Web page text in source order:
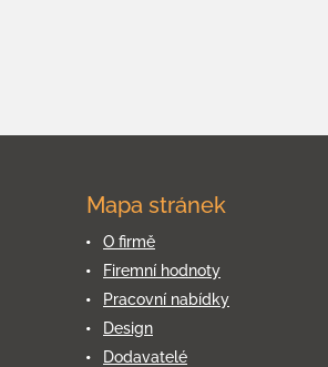
Mapa stránek
O firmě
Firemní hodnoty
Pracovní nabídky
Design
Dodavatelé